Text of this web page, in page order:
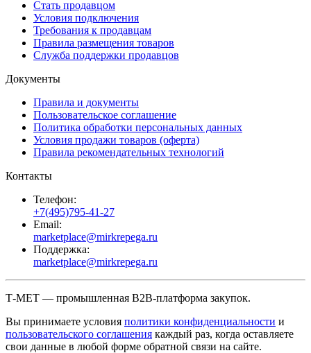
Стать продавцом
Условия подключения
Требования к продавцам
Правила размещения товаров
Служба поддержки продавцов
Документы
Правила и документы
Пользовательское соглашение
Политика обработки персональных данных
Условия продажи товаров (оферта)
Правила рекомендательных технологий
Контакты
Телефон:
+7(495)795-41-27
Email:
marketplace@mirkrepega.ru
Поддержка:
marketplace@mirkrepega.ru
Т-МЕТ — промышленная B2B-платформа закупок.
Вы принимаете условия политики конфиденциальности и
пользовательского соглашения каждый раз, когда оставляете
свои данные в любой форме обратной связи на сайте.